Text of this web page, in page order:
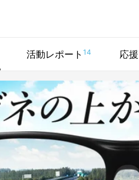
活動レポート 14 応